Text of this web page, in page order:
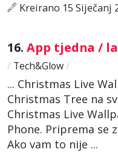
Kreirano 15 Siječanj
16. App tjedna /
/ Tech&Glow/
... Christmas Live
Christmas Tree na
Christmas Live
Phone. Priprema se
Ako vam to nije ...